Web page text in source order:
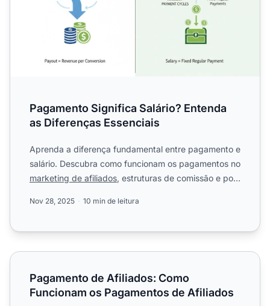
Pagamento Significa Salário? Entenda
as Diferenças Essenciais
Aprenda a diferença fundamental entre pagamento e
salário. Descubra como funcionam os pagamentos no
marketing de afiliados, estruturas de comissão e por
Nov 28, 2025 10 min de leitura
Pagamento de Afiliados: Como Funcionam os
Pagamento de Afiliados: Como
Funcionam os Pagamentos de Afiliados